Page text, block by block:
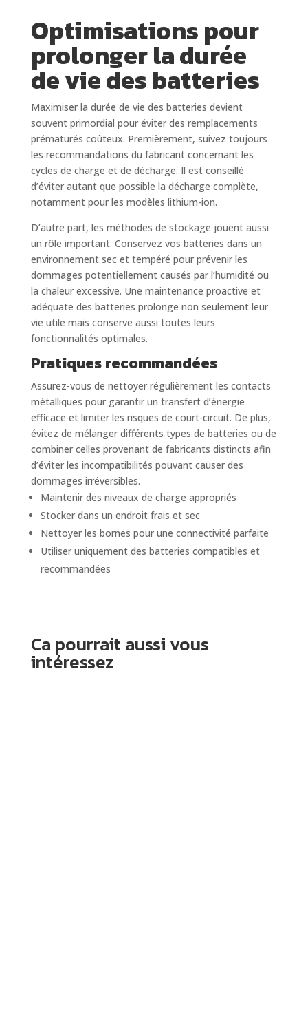
Optimisations pour
prolonger la durée
de vie des batteries
Maximiser la durée de vie des batteries devient
souvent primordial pour éviter des remplacements
prématurés coûteux. Premièrement, suivez toujours
les recommandations du fabricant concernant les
cycles de charge et de décharge. Il est conseillé
d’éviter autant que possible la décharge complète,
notamment pour les modèles lithium-ion.
D’autre part, les méthodes de stockage jouent aussi
un rôle important. Conservez vos batteries dans un
environnement sec et tempéré pour prévenir les
dommages potentiellement causés par l’humidité ou
la chaleur excessive. Une maintenance proactive et
adéquate des batteries prolonge non seulement leur
vie utile mais conserve aussi toutes leurs
fonctionnalités optimales.
Pratiques recommandées
Assurez-vous de nettoyer régulièrement les contacts
métalliques pour garantir un transfert d’énergie
efficace et limiter les risques de court-circuit. De plus,
évitez de mélanger différents types de batteries ou de
combiner celles provenant de fabricants distincts afin
d’éviter les incompatibilités pouvant causer des
dommages irréversibles.
Maintenir des niveaux de charge appropriés
Stocker dans un endroit frais et sec
Nettoyer les bornes pour une connectivité parfaite
Utiliser uniquement des batteries compatibles et
recommandées
Ca pourrait aussi vous
intéressez